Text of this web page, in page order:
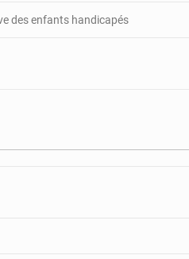
des enfants handicapés